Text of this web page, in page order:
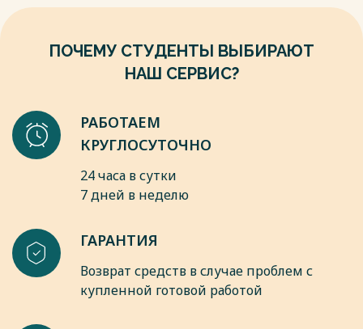
ПОЧЕМУ СТУДЕНТЫ ВЫБИРАЮТ
НАШ СЕРВИС?
РАБОТАЕМ
КРУГЛОСУТОЧНО
24 часа в сутки
7 дней в неделю
ГАРАНТИЯ
Возврат средств в случае проблем с
купленной готовой работой